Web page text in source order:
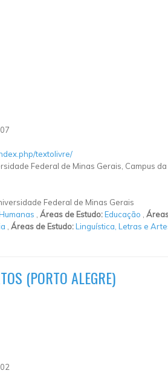
textolivre/
Federal de Minas Gerais, Campus
Federal de Minas Gerais
, Áreas de Estudo:Educação ,
, Áreas de Estudo:Linguística, Letras e
(PORTO ALEGRE)